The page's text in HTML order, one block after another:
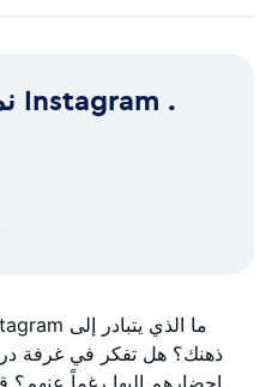
ذهنك؟ هل تفكر في غرفة
إحضارهم إليها رغماً عنهم؟